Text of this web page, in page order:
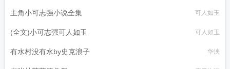
主角小可志强小说全集 可人如玉
(全文)小可志强可人如玉 可人如玉
有水村没有水by史克浪子 华泱